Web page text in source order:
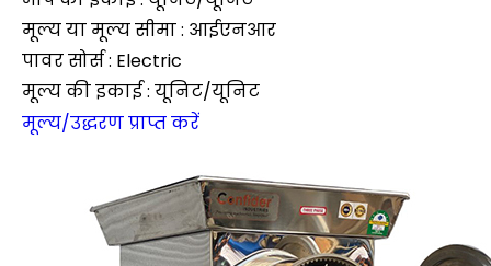
मूल्य या मूल्य सीमा : आईएनआर
पावर सोर्स : Electric
मूल्य की इकाई : यूनिट/यूनिट
मूल्य/उद्धरण प्राप्त करें